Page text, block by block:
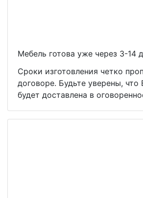
Мебель готова уже через 3-14
Сроки изготовления четко
договоре. Будьте уверены, что
будет доставлена в